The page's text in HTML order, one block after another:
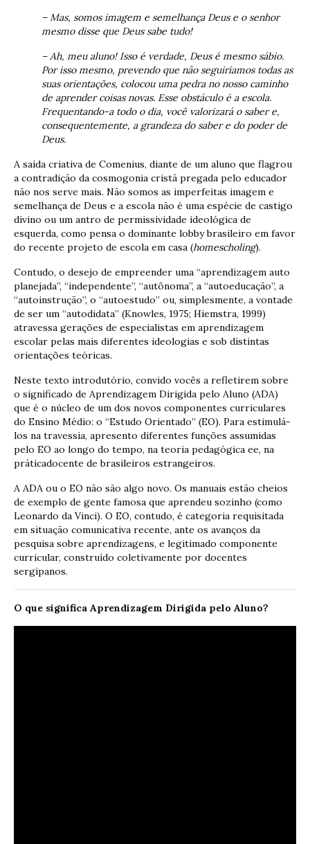
– Mas, somos imagem e semelhança Deus e o senhor
mesmo disse que Deus sabe tudo!
– Ah, meu aluno! Isso é verdade, Deus é mesmo sábio.
Por isso mesmo, prevendo que não seguiríamos todas as
suas orientações, colocou uma pedra no nosso caminho
de aprender coisas novas. Esse obstáculo é a escola.
Frequentando-a todo o dia, você valorizará o saber e,
consequentemente, a grandeza do saber e do poder de
Deus.
A saída criativa de Comenius, diante de um aluno que flagrou
a contradição da cosmogonia cristã pregada pelo educador
não nos serve mais. Não somos as imperfeitas imagem e
semelhança de Deus e a escola não é uma espécie de castigo
divino ou um antro de permissividade ideológica de
esquerda, como pensa o dominante lobby brasileiro em favor
do recente projeto de escola em casa (homescholing).
Contudo, o desejo de empreender uma “aprendizagem auto
planejada”, “independente”, “autônoma”, a “autoeducação”, a
“autoinstrução”, o “autoestudo” ou, simplesmente, a vontade
de ser um “autodidata” (Knowles, 1975; Hiemstra, 1999)
atravessa gerações de especialistas em aprendizagem
escolar pelas mais diferentes ideologias e sob distintas
orientações teóricas.
Neste texto introdutório, convido vocês a refletirem sobre
o significado de Aprendizagem Dirigida pelo Aluno (ADA)
que é o núcleo de um dos novos componentes curriculares
do Ensino Médio: o “Estudo Orientado” (EO). Para estimulá-
los na travessia, apresento diferentes funções assumidas
pelo EO ao longo do tempo, na teoria pedagógica ee, na
práticadocente de brasileiros estrangeiros.
A ADA ou o EO não são algo novo. Os manuais estão cheios
de exemplo de gente famosa que aprendeu sozinho (como
Leonardo da Vinci). O EO, contudo, é categoria requisitada
em situação comunicativa recente, ante os avanços da
pesquisa sobre aprendizagens, e legitimado componente
curricular, construído coletivamente por docentes
sergipanos.
O que significa Aprendizagem Dirigida pelo Aluno?